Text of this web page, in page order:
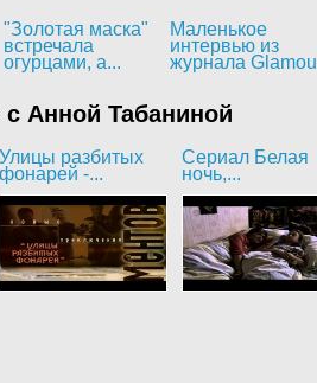
"Золотая маска"
встречала
огурцами, а...
Маленькое
интервью из
журнала
Анной Табаниной
Улицы разбитых
фонарей -...
Сериал Белая
ночь,...